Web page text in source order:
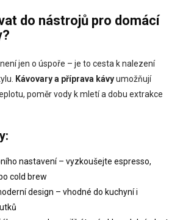
l
c
í
p
r
ý
i
s
do nástrojů pro domácí
jen o úspoře – je to cesta k nalezení
Kávovary a příprava kávyumožňují
poměr vody k mletí a dobu extrakce
nastavení – vyzkoušejte espresso,
cold brew
design – vhodné do kuchyní i